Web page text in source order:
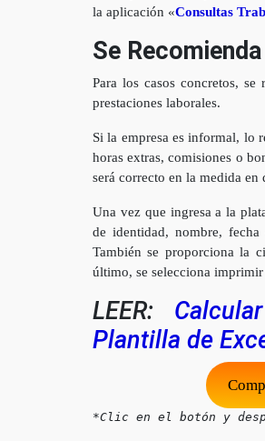
la aplicación «Consultas
Se
Para los casos concretos,
prestaciones laborales.
Si la empresa es informal, lo
horas extras, comisiones o
será correcto en la medida
Una vez que ingresa a la
de identidad, nombre,
También se proporciona la
último, se selecciona
LEER:
Plantilla de
*Clic en el botón y